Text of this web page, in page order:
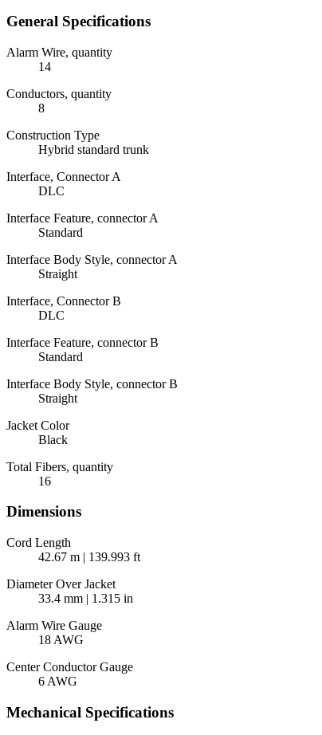
General Specifications
Alarm Wire, quantity
14
Conductors, quantity
8
Construction Type
Hybrid standard trunk
Interface, Connector A
DLC
Interface Feature, connector A
Standard
Interface Body Style, connector A
Straight
Interface, Connector B
DLC
Interface Feature, connector B
Standard
Interface Body Style, connector B
Straight
Jacket Color
Black
Total Fibers, quantity
16
Dimensions
Cord Length
42.67 m | 139.993 ft
Diameter Over Jacket
33.4 mm | 1.315 in
Alarm Wire Gauge
18 AWG
Center Conductor Gauge
6 AWG
Mechanical Specifications